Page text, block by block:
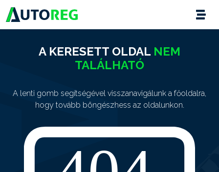
A KERESETT OLDAL NEM
TALÁLHATÓ
A lenti gomb segítségével visszanavigálunk a főoldalra,
hogy tovább böngészhess az oldalunkon.